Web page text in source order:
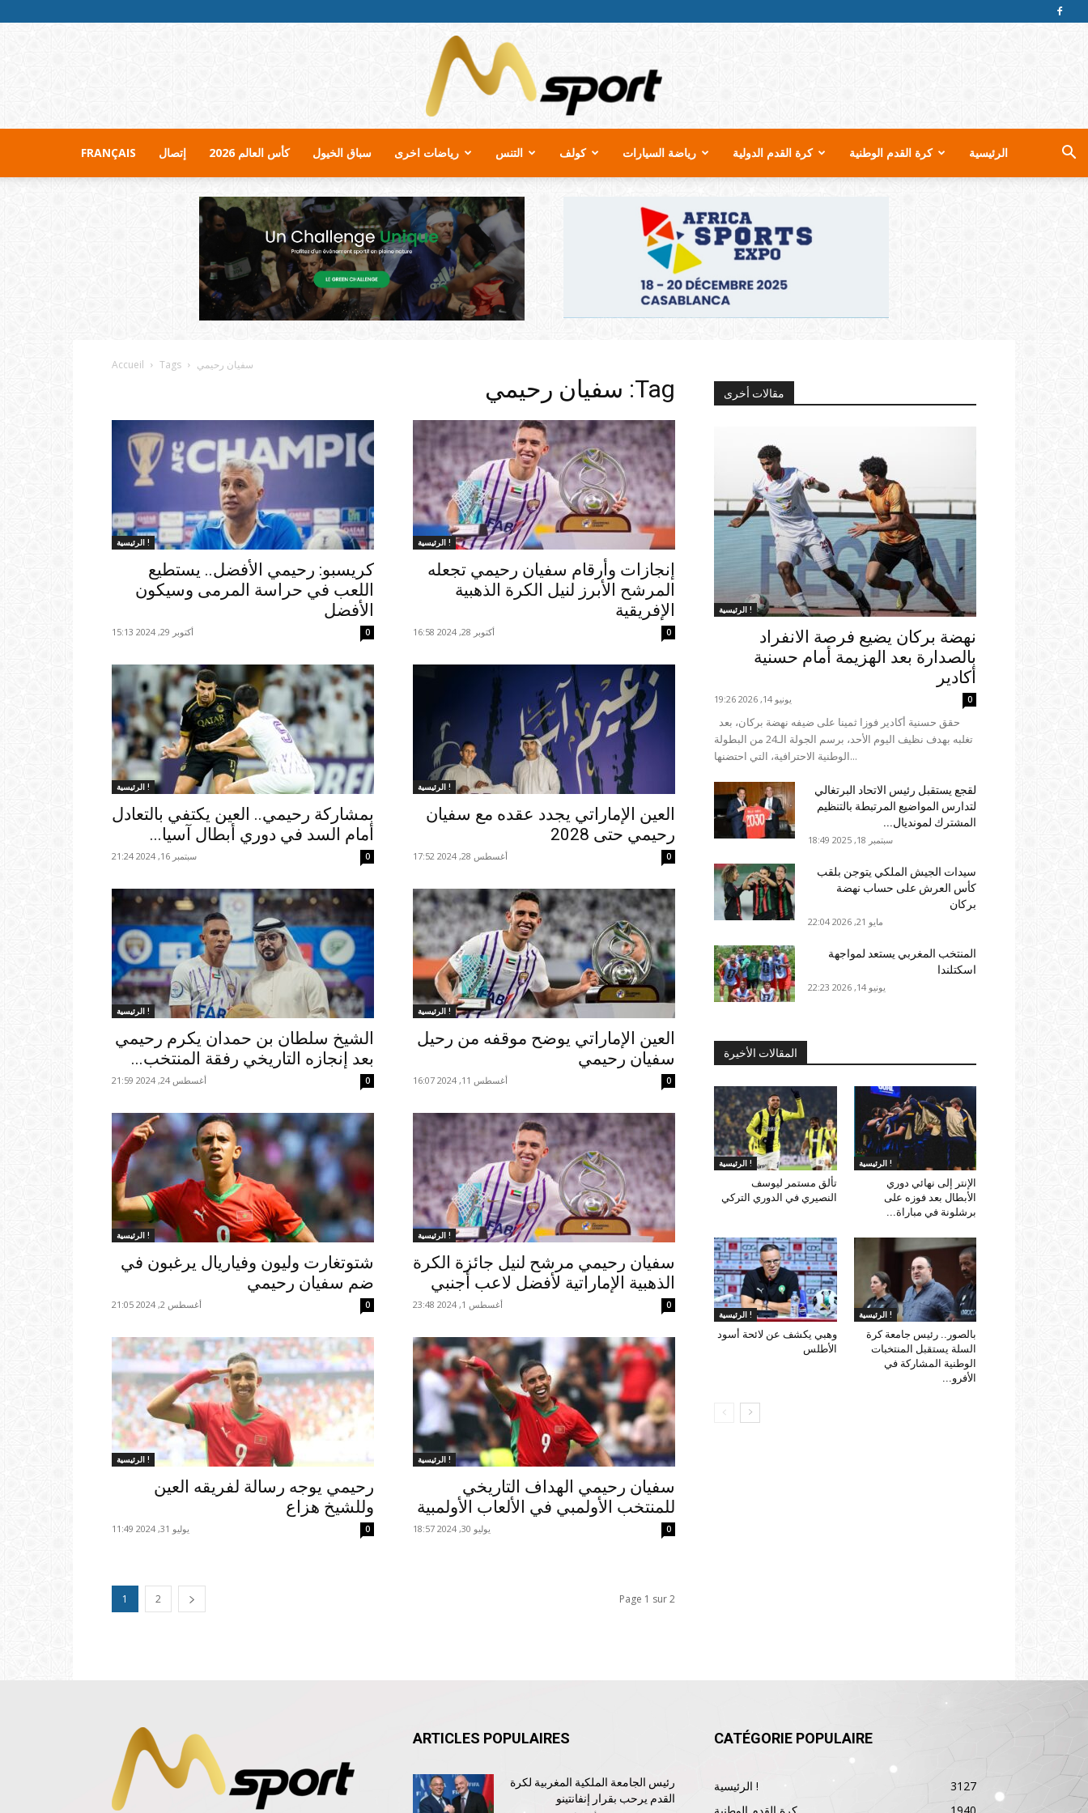
MSport.ma
FRANÇAIS إتصال كأس العالم 2026 سباق الخيول رياضات اخرى التنس كولف رياضة السيارات كرة القدم الدولية كرة القدم الوطنية الرئيسية
Accueil Tags سفيان رحيمي
Tag: سفيان رحيمي
الرئيسية !
كريسبو: رحيمي الأفضل.. يستطيع
اللعب في حراسة المرمى وسيكون
الأفضل
أكتوبر 29, 2024 15:13 0
الرئيسية !
إنجازات وأرقام سفيان رحيمي تجعله
المرشح الأبرز لنيل الكرة الذهبية
الإفريقية
أكتوبر 28, 2024 16:58 0
الرئيسية !
بمشاركة رحيمي.. العين يكتفي بالتعادل
أمام السد في دوري أبطال آسيا...
سبتمبر 16, 2024 21:24 0
الرئيسية !
العين الإماراتي يجدد عقده مع سفيان
رحيمي حتى 2028
أغسطس 28, 2024 17:52 0
الرئيسية !
الشيخ سلطان بن حمدان يكرم رحيمي
بعد إنجازه التاريخي رفقة المنتخب...
أغسطس 24, 2024 21:59 0
الرئيسية !
العين الإماراتي يوضح موقفه من رحيل
سفيان رحيمي
أغسطس 11, 2024 16:07 0
الرئيسية !
شتوتغارت وليون وفياريال يرغبون في
ضم سفيان رحيمي
أغسطس 2, 2024 21:05 0
الرئيسية !
سفيان رحيمي مرشح لنيل جائزة الكرة
الذهبية الإماراتية لأفضل لاعب أجنبي
أغسطس 1, 2024 23:48 0
الرئيسية !
رحيمي يوجه رسالة لفريقه العين
وللشيخ هزاع
يوليو 31, 2024 11:49 0
الرئيسية !
سفيان رحيمي الهداف التاريخي
للمنتخب الأولمبي في الألعاب الأولمبية
يوليو 30, 2024 18:57 0
1 2 Page 1 sur 2
مقالات أخرى
الرئيسية !
نهضة بركان يضيع فرصة الانفراد
بالصدارة بعد الهزيمة أمام حسنية
أكادير
يونيو 14, 2026 19:26 0
تغلبه بهدف نظيف اليوم الأحد، برسم الجولة الـ24 من البطولة
الوطنية الاحترافية، التي احتضنها...
لقجع يستقبل رئيس الاتحاد البرتغالي
لتدارس المواضيع المرتبطة بالتنظيم
المشترك لمونديال...
سبتمبر 18, 2025 18:49
سيدات الجيش الملكي يتوجن بلقب
كأس العرش على حساب نهضة
بركان
مايو 21, 2026 22:04
المنتخب المغربي يستعد لمواجهة
اسكتلندا
يونيو 14, 2026 22:23
المقالات الأخيرة
الرئيسية !
تألق مستمر ليوسف
النصيري في الدوري التركي
الرئيسية !
الإنتر إلى نهائي دوري
الأبطال بعد فوزه على
برشلونة في مباراة...
الرئيسية !
وهبي يكشف عن لائحة أسود
الأطلس
الرئيسية !
بالصور.. رئيس جامعة كرة
السلة يستقبل المنتخبات
الوطنية المشاركة في
الأفرو...
ARTICLES POPULAIRES
رئيس الجامعة الملكية المغربية لكرة
القدم يرحب بقرار إنفانتينو
CATÉGORIE POPULAIRE
الرئيسية !
3127